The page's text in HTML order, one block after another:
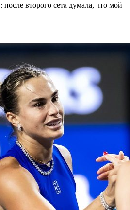
второго сета думала, что мой